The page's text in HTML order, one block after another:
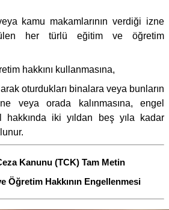
kamu makamlarının verdiği izne
her türlü eğitim ve öğretim
hakkını kullanmasına,
oturdukları binalara veya bunların
veya orada kalınmasına, engel
hakkında iki yıldan beş yıla kadar
Kanunu (TCK) Tam Metin
Öğretim Hakkının Engellenmesi